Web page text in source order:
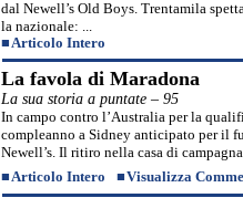
dal Newell’s Old Boys. Trentamila
la nazionale: ...
■Articolo Intero
La favola di Maradona
La sua storia a puntate – 95
In campo contro l’Australia per la
compleanno a Sidney anticipato per il
Newell’s. Il ritiro nella casa di
■Articolo Intero ■Visualizza